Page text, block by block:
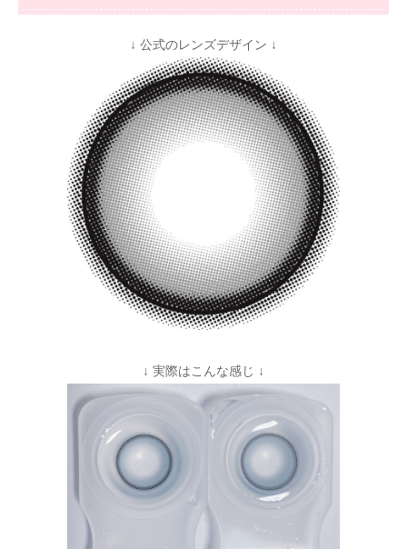
↓ 公式のレンズデザイン ↓
↓ 実際はこんな感じ ↓